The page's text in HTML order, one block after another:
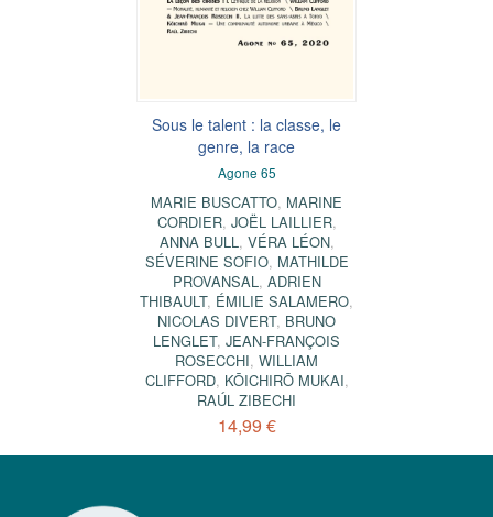
Sous le talent : la classe, le
genre, la race
Agone 65
MARIE BUSCATTO, MARINE
CORDIER, JOËL LAILLIER,
ANNA BULL, VÉRA LÉON,
SÉVERINE SOFIO, MATHILDE
PROVANSAL, ADRIEN
THIBAULT, ÉMILIE SALAMERO,
NICOLAS DIVERT, BRUNO
LENGLET, JEAN-FRANÇOIS
ROSECCHI, WILLIAM
CLIFFORD, KŌICHIRŌ MUKAI,
RAÚL ZIBECHI
14,99 €